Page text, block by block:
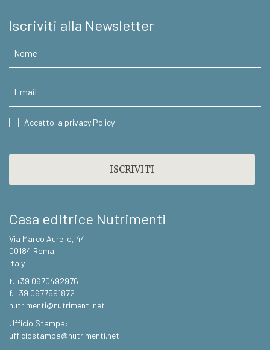
Iscriviti alla Newsletter
CONSENT
Accetto la privacy Policy
Casa editrice Nutrimenti
Via Marco Aurelio, 44
00184 Roma
Italy
t. +39 0670492976
f. +39 0677591872
nutrimenti@nutrimenti.net
Ufficio Stampa:
ufficiostampa@nutrimenti.net